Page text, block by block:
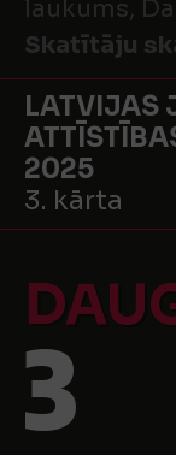
laukums,
Skatītāju
LATVIJAS
2025
3. kārta
3